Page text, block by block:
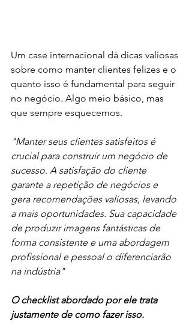
Um case internacional dá dicas valiosas
sobre como manter clientes felizes e o
quanto isso é fundamental para seguir
no negócio. Algo meio básico, mas
que sempre esquecemos.
"Manter seus clientes satisfeitos é
crucial para construir um negócio de
sucesso. A satisfação do cliente
garante a repetição de negócios e
gera recomendações valiosas, levando
a mais oportunidades. Sua capacidade
de produzir imagens fantásticas de
forma consistente e uma abordagem
profissional e pessoal o diferenciarão
na indústria"
O checklist abordado por ele trata
justamente de como fazer isso.